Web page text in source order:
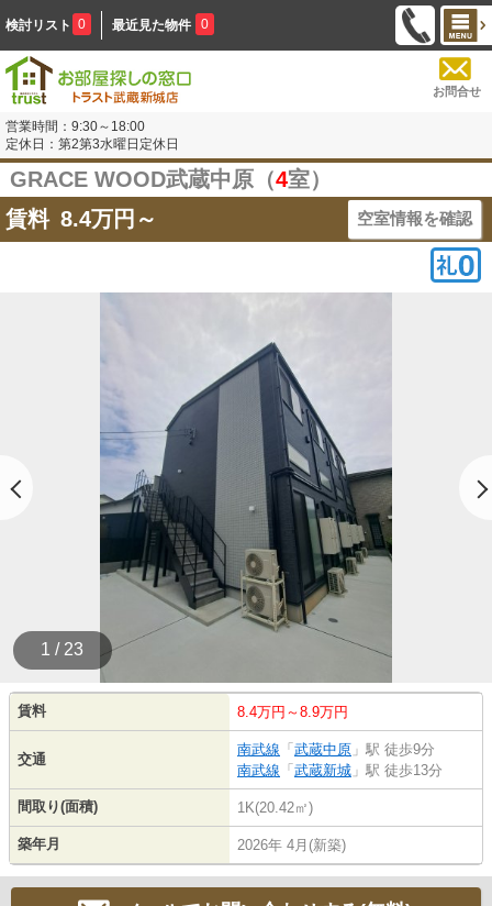
検討リスト 0 最近見た物件 0
お問合せ
営業時間：9:30～18:00
定休日：第2第3水曜日定休日
GRACE WOOD武蔵中原（4室）
賃料 8.4万円～ 空室情報を確認
1 / 23
賃料 8.4万円～8.9万円
交通
南武線 「 武蔵中原 」駅 徒歩9分
南武線 「 武蔵新城 」駅 徒歩13分
間取り(面積) 1K(20.42㎡)
築年月 2026年 4月(新築)